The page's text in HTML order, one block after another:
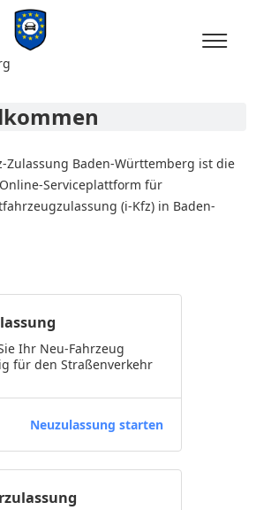
Zulassung Baden-Württemberg ist die
Serviceplattform für
(i-Kfz) in Baden-
Ihr Neu-Fahrzeug
für den Straßenverkehr
Neuzulassung starten